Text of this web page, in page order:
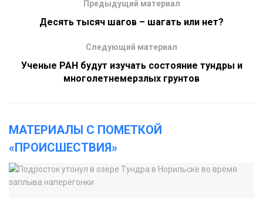
Предыдущий материал
Десять тысяч шагов – шагать или нет?
Следующий материал
Ученые РАН будут изучать состояние тундры и
многолетнемерзлых грунтов
МАТЕРИАЛЫ С ПОМЕТКОЙ
«ПРОИСШЕСТВИЯ»